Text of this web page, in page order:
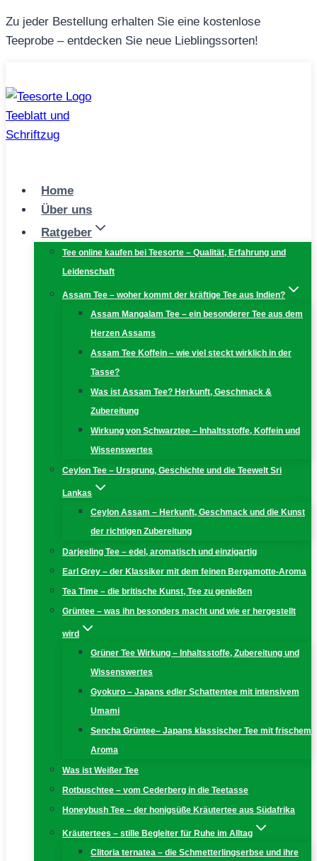
Zum
Inhalt
Zu jeder Bestellung erhalten Sie eine kostenlose
Teeprobe – entdecken Sie neue Lieblingssorten!
Home
Über uns
Ratgeber
Tee online kaufen bei Teesorte – Qualität, Erfahrung und
Leidenschaft
Assam Tee – woher kommt der kräftige Tee aus Indien?
Assam Mangalam Tee – ein besonderer Tee aus dem
Herzen Assams
Assam Tee Koffein – wie viel steckt wirklich in der
Tasse?
Was ist Assam Tee? Herkunft, Geschmack &
Zubereitung
Wirkung von Schwarztee – Inhaltsstoffe, Koffein und
Wissenswertes
Ceylon Tee – Ursprung, Geschichte und die Teewelt Sri
Lankas
Ceylon Assam – Herkunft, Geschmack und die Kunst
der richtigen Zubereitung
Darjeeling Tee – edel, aromatisch und einzigartig
Earl Grey – der Klassiker mit dem feinen Bergamotte-Aroma
Tea Time – die britische Kunst, Tee zu genießen
Grüntee – was ihn besonders macht und wie er hergestellt
wird
Grüner Tee Wirkung – Inhaltsstoffe, Zubereitung und
Wissenswertes
Gyokuro – Japans edler Schattentee mit intensivem
Umami
Sencha Grüntee– Japans klassischer Tee mit frischem
Aroma
Was ist Weißer Tee
Rotbuschtee – vom Cederberg in die Teetasse
Honeybush Tee – der honigsüße Kräutertee aus Südafrika
Kräutertees – stille Begleiter für Ruhe im Alltag
Clitoria ternatea – die Schmetterlingserbse und ihre